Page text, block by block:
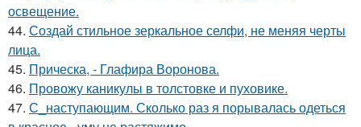
освещение.
44. Создай стильное зеркальное селфи, не меняя черты
лица.
45. Прическа, - Глафира Воронова.
46. Провожу каникулы в толстовке и пуховике.
47. С_наступающим. Сколько раз я порывалась одеться